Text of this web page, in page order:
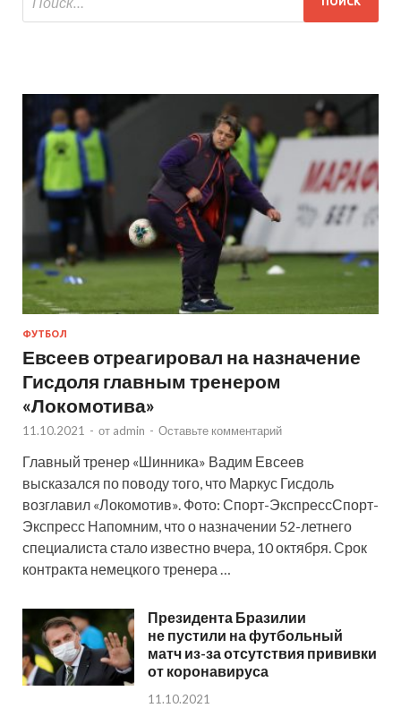
ФУТБОЛ
Евсеев отреагировал на назначение
Гисдоля главным тренером
«Локомотива»
11.10.2021 - от admin - Оставьте комментарий
Главный тренер «Шинника» Вадим Евсеев
высказался по поводу того, что Маркус Гисдоль
возглавил «Локомотив». Фото: Спорт-ЭкспрессСпорт-
Экспресс Напомним, что о назначении 52-летнего
специалиста стало известно вчера, 10 октября. Срок
контракта немецкого тренера …
Президента Бразилии
не пустили на футбольный
матч из-за отсутствия прививки
от коронавируса
11.10.2021